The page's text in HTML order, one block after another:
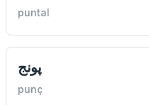
puntal
پونج
punç